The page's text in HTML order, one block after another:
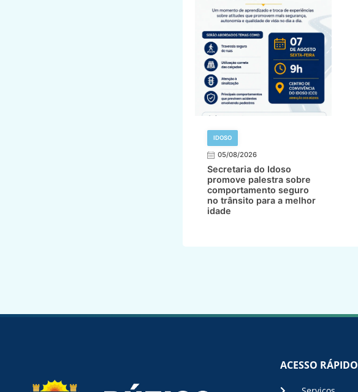
IDOSO
05/08/2026
Secretaria do Idoso
promove palestra sobre
comportamento seguro
no trânsito para a melhor
idade
ACESSO RÁPIDO